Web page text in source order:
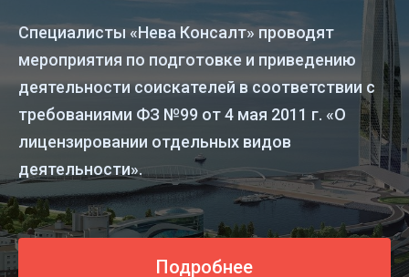
Специалисты «Нева Консалт» проводят
мероприятия по подготовке и приведению
деятельности соискателей в соответствии с
требованиями ФЗ №99 от 4 мая 2011 г. «О
лицензировании отдельных видов
деятельности».
Подробнее